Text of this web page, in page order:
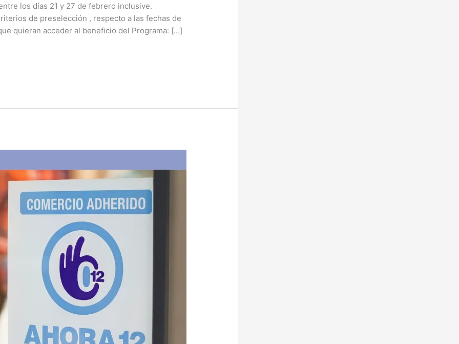
los días 21 y 27 de febrero inclusive.
de preselección , respecto a las fechas de
quieran acceder al beneficio del Programa: […]